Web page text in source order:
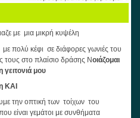
με μια μικρή κυψέλη
με πολύ κέφι σε διάφορες γωνιές του
τους στο πλαίσιο δράσης Νοιάζομαι
γειτονιά μου
ΚΑΙ
την οπτική των τοίχων του
είναι γεμάτοι με συνθήματα